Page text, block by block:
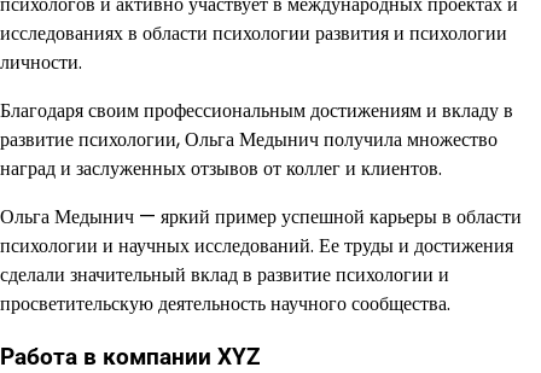
исследованиях в области психологии развития и психологии
личности.
Благодаря своим профессиональным достижениям и вкладу в
развитие психологии, Ольга Медынич получила множество
наград и заслуженных отзывов от коллег и клиентов.
Ольга Медынич — яркий пример успешной карьеры в области
психологии и научных исследований. Ее труды и достижения
сделали значительный вклад в развитие психологии и
просветительскую деятельность научного сообщества.
Работа в компании XYZ